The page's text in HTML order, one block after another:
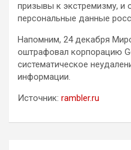
призывы к экстремизму, и
персональные данные
Напомним, 24 декабря
оштрафовал корпорацию
систематическое
информации.
Источник: rambler.ru